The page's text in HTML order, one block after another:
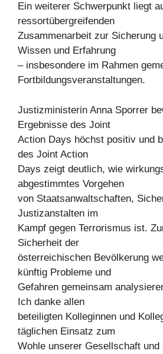
Ein weiterer Schwerpunkt liegt
ressortübergreifenden
Zusammenarbeit zur Sicherung
Wissen und Erfahrung
– insbesondere im Rahmen
Fortbildungsveranstaltungen.
Justizministerin Anna Sporrer
Ergebnisse des Joint
Action Days höchst positiv und
des Joint Action
Days zeigt deutlich, wie
abgestimmtes Vorgehen
von Staatsanwaltschaften,
Justizanstalten im
Kampf gegen Terrorismus ist.
Sicherheit der
österreichischen Bevölkerung
künftig Probleme und
Gefahren gemeinsam
Ich danke allen
beteiligten Kolleginnen und
täglichen Einsatz zum
Wohle unserer Gesellschaft